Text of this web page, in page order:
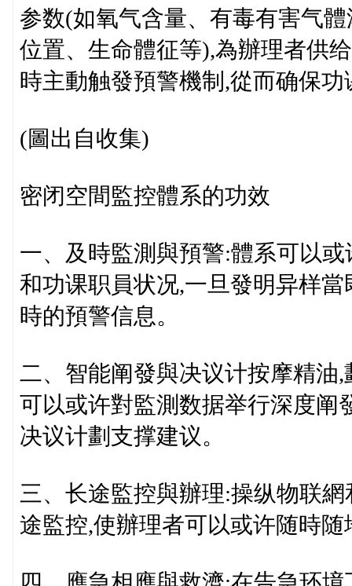
参数(如氧气含量、有毒有害气
位置、生命體征等),為辦理者供
時主動触發預警機制,從而确保功
(圖出自收集)
密闭空間監控體系的功效
一、及時監測與預警:體系可以
和功课职員状况,一旦發明异样
時的預警信息。
二、智能阐發與决议计按摩精油
可以或许對監測数据举行深度阐
决议计劃支撑建议。
三、长途監控與辦理:操纵物联
途監控,使辦理者可以或许随時